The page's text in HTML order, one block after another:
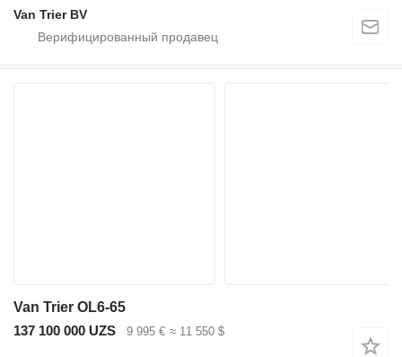
Van Trier BV
Van Trier OL6-65
137 100 000 UZS
9 995 € ≈ 11 550 $